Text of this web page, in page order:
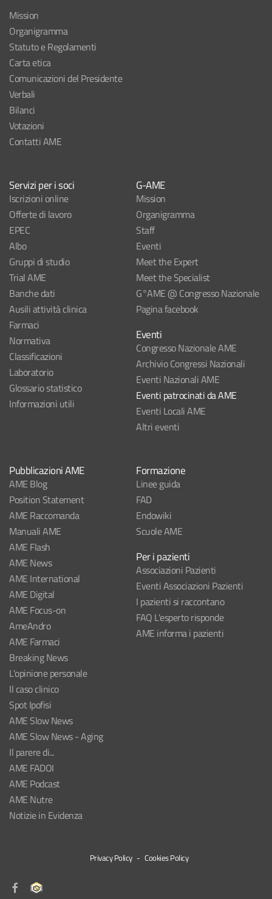
Mission
Organigramma
Statuto e Regolamenti
Carta etica
Comunicazioni del Presidente
Verbali
Bilanci
Votazioni
Contatti AME
Servizi per i soci
Iscrizioni online
Offerte di lavoro
EPEC
Albo
Gruppi di studio
Trial AME
Banche dati
Ausili attività clinica
Farmaci
Normativa
Classificazioni
Laboratorio
Glossario statistico
Informazioni utili
G-AME
Mission
Organigramma
Staff
Eventi
Meet the Expert
Meet the Specialist
G°AME @ Congresso Nazionale
Pagina facebook
Eventi
Congresso Nazionale AME
Archivio Congressi Nazionali
Eventi Nazionali AME
Eventi patrocinati da AME
Eventi Locali AME
Altri eventi
Pubblicazioni AME
AME Blog
Position Statement
AME Raccomanda
Manuali AME
AME Flash
AME News
AME International
AME Digital
AME Focus-on
AmeAndro
AME Farmaci
Breaking News
L'opinione personale
Il caso clinico
Spot Ipofisi
AME Slow News
AME Slow News - Aging
Il parere di...
AME FADOI
AME Podcast
AME Nutre
Notizie in Evidenza
Formazione
Linee guida
FAD
Endowiki
Scuole AME
Per i pazienti
Associazioni Pazienti
Eventi Associazioni Pazienti
I pazienti si raccontano
FAQ L'esperto risponde
AME informa i pazienti
Privacy Policy-Cookies Policy